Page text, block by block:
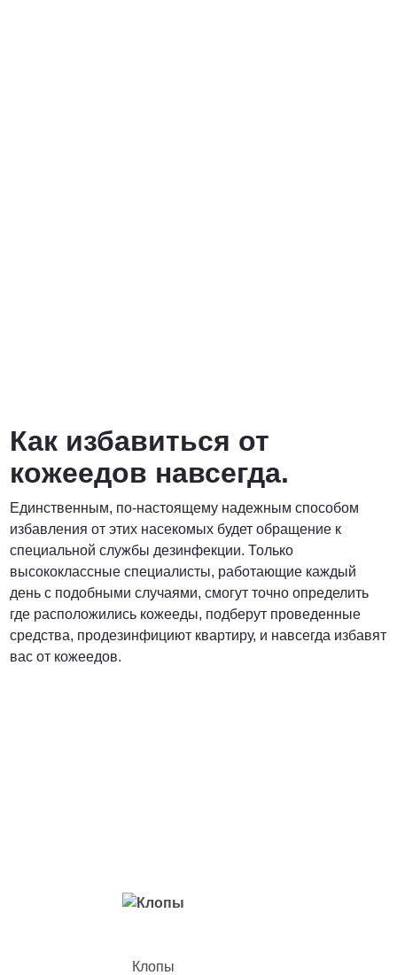
Как избавиться от
кожеедов навсегда.
Единственным, по-настоящему надежным способом
избавления от этих насекомых будет обращение к
специальной службы дезинфекции. Только
высококлассные специалисты, работающие каждый
день с подобными случаями, смогут точно определить
где расположились кожееды, подберут проведенные
средства, продезинфициют квартиру, и навсегда избавят
вас от кожеедов.
Клопы